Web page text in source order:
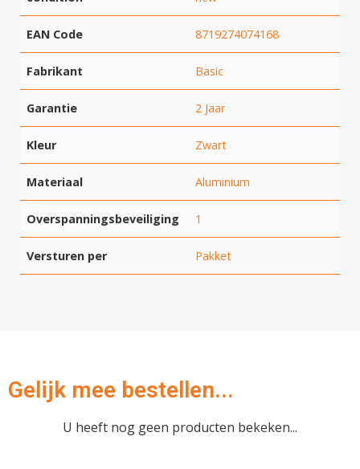
EAN Code 8719274074168
Fabrikant Basic
Garantie 2 Jaar
Kleur Zwart
Materiaal Aluminium
Overspanningsbeveiliging 1
Versturen per Pakket
Gelijk mee bestellen...
U heeft nog geen producten bekeken...
Hartelijk dank!